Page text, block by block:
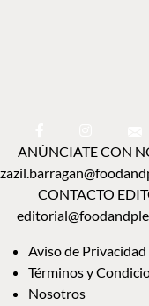
ANÚNCIATE CON
CONTACTO
Aviso de Privacidad
Términos y
Nosotros